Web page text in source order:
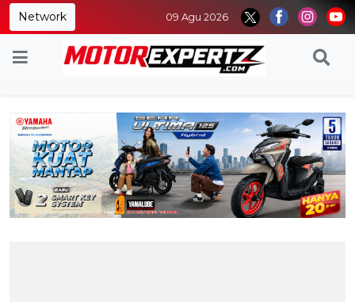
Network 09 Agu 2026